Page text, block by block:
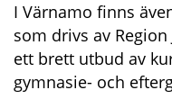
I Värnamo finns
som drivs av
ett brett utbud av
gymnasie- och